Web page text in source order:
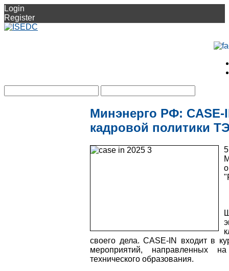
Login
Register
Минэнерго РФ:
кадровой политики
своего дела. CASE-IN входит в
мероприятий, направленных
технического образования.